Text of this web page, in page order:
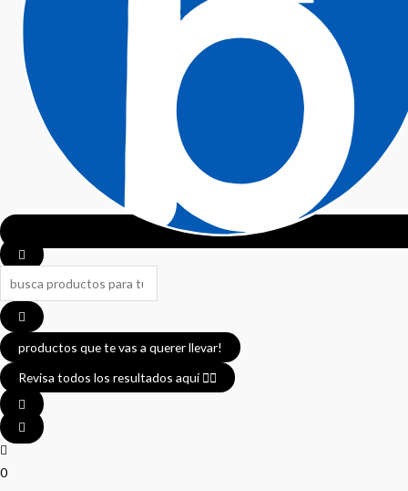
Search
...
productos que te vas a querer llevar!
Revisa todos los resultados aquí 👈🏼
0